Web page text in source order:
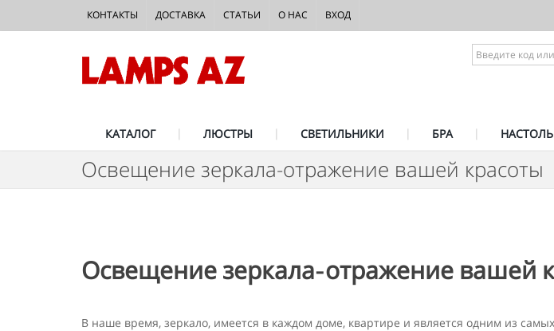
КОНТАКТЫ ДОСТАВКА СТАТЬИ О НАС ВХОД
КАТАЛОГ ЛЮСТРЫ СВЕТИЛЬНИКИ БРА
Освещение зеркала-отражение вашей красоты
Освещение зеркала-отражение вашей
В наше время, зеркало, имеется в каждом доме, квартире и является одним из